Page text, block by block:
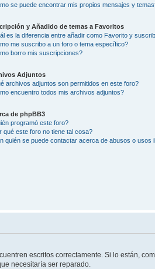
se puede encontrar mis propios mensajes y
y Añadido de temas a Favoritos
es la diferencia entre añadir como Favorito y
me suscribo a un foro o tema específico?
borro mis suscripciones?
Adjuntos
archivos adjuntos son permitidos en este foro?
encuentro todos mis archivos adjuntos?
de phpBB3
programó este foro?
qué este foro no tiene tal cosa?
quién se puede contactar acerca de abusos o usos
escritos correctamente. Si lo están,
necesitaría ser reparado.